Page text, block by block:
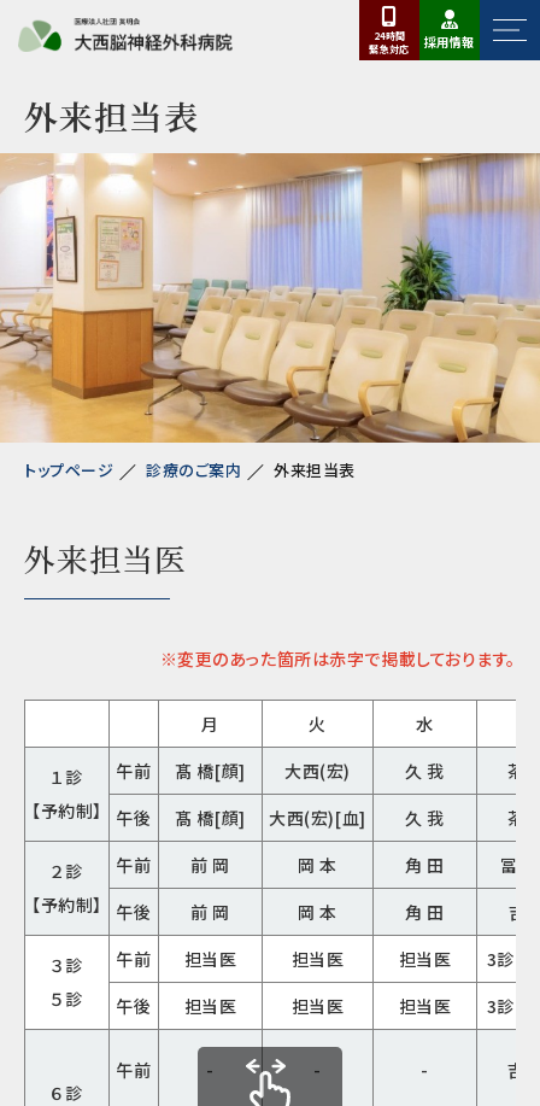
24時間
緊急対応 採用情報
外来担当表
トップページ 診療のご案内 外来担当表
外来担当医
※変更のあった箇所は赤字で掲載しております。
月 火 水
１診
【予約制】
午前 髙 橋[顔] 大西(宏) 久 我
茶
午後
髙 橋[顔] 大西(宏)[血] 久 我 茶
２診
【予約制】
午前 前 岡 岡 本 角 田
冨土
午後
前 岡 岡 本 角 田 吉
３診
５診
午前 担当医 担当医 担当医
3診
午後
担当医 担当医 担当医 3診
６診
午前 - - - 吉